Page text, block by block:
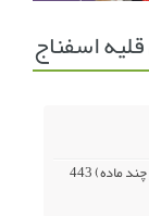
اسفناج
کالری قلیه اسفناج در حالت (غذای پخته شده مرکب از چند ماده) 443